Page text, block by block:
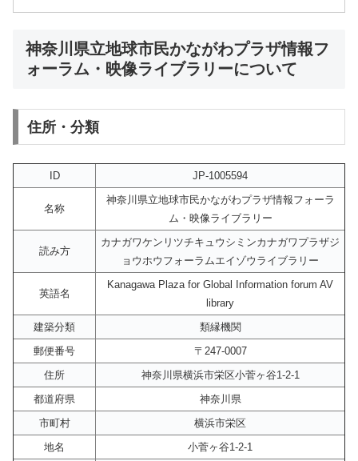
神奈川県立地球市民かながわプラザ情報フ
ォーラム・映像ライブラリーについて
住所・分類
ID JP-1005594
名称
神奈川県立地球市民かながわプラザ情報フォーラ
ム・映像ライブラリー
読み方
カナガワケンリツチキュウシミンカナガワプラザジ
ョウホウフォーラムエイゾウライブラリー
英語名
Kanagawa Plaza for Global Information forum AV
library
建築分類
類縁機関
郵便番号
〒247-0007
住所
神奈川県横浜市栄区小菅ヶ谷1-2-1
都道府県
神奈川県
市町村
横浜市栄区
地名
小菅ヶ谷1-2-1